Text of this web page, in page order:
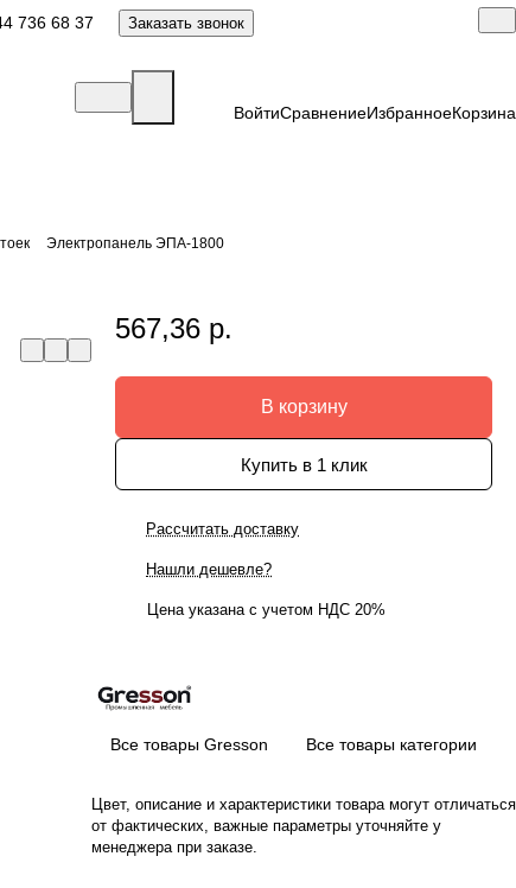
736 68 37 Заказать звонок
ВойтиСравнениеИзбранноеКорзина
Электропанель ЭПА-1800
567,36 р.
В корзину
Купить в 1 клик
Рассчитать доставку
Нашли дешевле?
Цена указана с учетом НДС 20%
Все товары Gresson Все товары категории
Цвет, описание и характеристики товара могут отличаться
от фактических, важные параметры уточняйте у
менеджера при заказе.